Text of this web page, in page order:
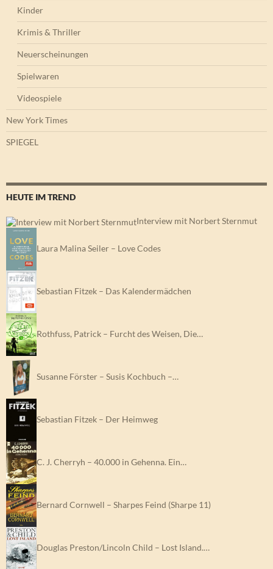
Kinder
Krimis & Thriller
Neuerscheinungen
Spielwaren
Videospiele
New York Times
SPIEGEL
HEUTE IM TREND
Interview mit Norbert Sternmut
Laura Malina Seiler – Love Codes
Sebastian Fitzek – Das Kalendermädchen
Rothfuss, Patrick – Furcht des Weisen, Die…
Susanne Förster – Susis Kochbuch –…
Sebastian Fitzek – Der Heimweg
C. J. Cherryh – 40.000 in Gehenna. Ein…
Bernard Cornwell – Sharpes Feind (Sharpe 11)
Douglas Preston/Lincoln Child – Lost Island.…